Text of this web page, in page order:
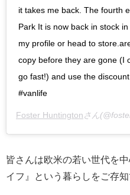
it takes me back. The fourth
Park It is now back in stock
my profile or head to
copy before they are gone (I
go fast!) and use the
#vanlife
Foster Huntingtonさん
皆さんは欧米の若い世代を
イフ』という暮らしをご存